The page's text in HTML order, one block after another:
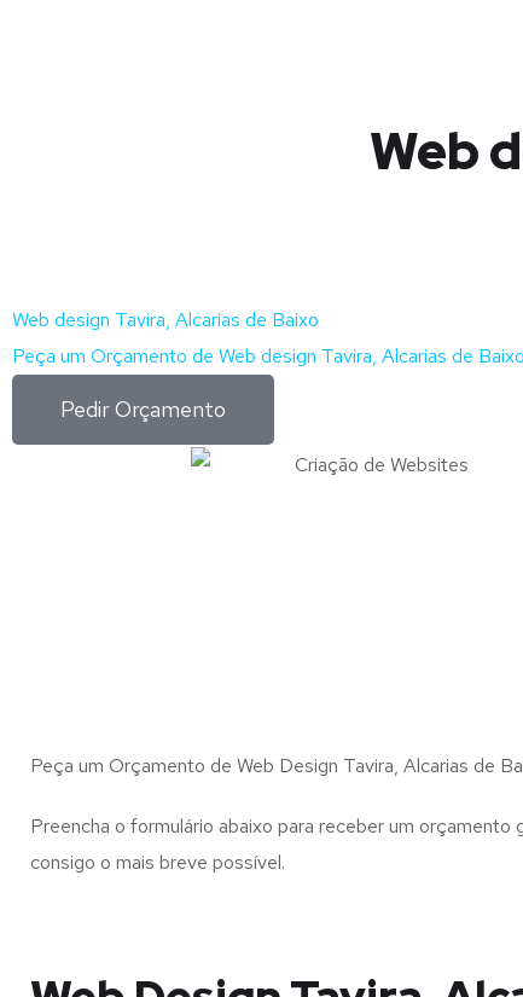
Web
Web design Tavira, Alcarias de Baixo
Peça um Orçamento de Web design Tavira, Alcarias de
Pedir Orçamento
Peça um Orçamento de Web Design Tavira, Alcarias de
Preencha o formulário abaixo para receber um
consigo o mais breve possível.